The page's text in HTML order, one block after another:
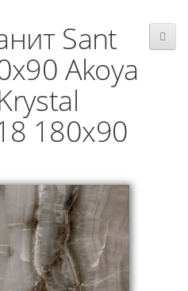
Sant
Akoya
180x90